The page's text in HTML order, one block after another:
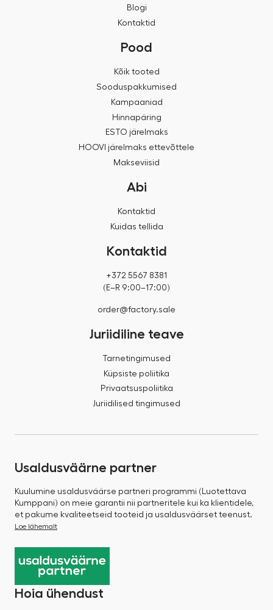
Blogi
Kontaktid
Pood
Kõik tooted
Sooduspakkumised
Kampaaniad
Hinnapäring
ESTO järelmaks
HOOVI järelmaks ettevõttele
Makseviisid
Abi
Kontaktid
Kuidas tellida
Kontaktid
+372 5567 8381
(E–R 9:00–17:00)
order@factory.sale
Juriidiline teave
Tarnetingimused
Küpsiste poliitika
Privaatsuspoliitika
Juriidilised tingimused
Usaldusväärne partner
Kuulumine usaldusväärse partneri programmi (Luotettava
Kumppani) on meie garantii nii partneritele kui ka klientidele,
et pakume kvaliteetseid tooteid ja usaldusväärset teenust.
Loe lähemalt
Hoia ühendust